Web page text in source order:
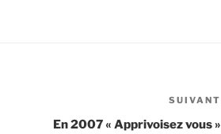
SUIVANT
En 2007 « Apprivoisez vous »